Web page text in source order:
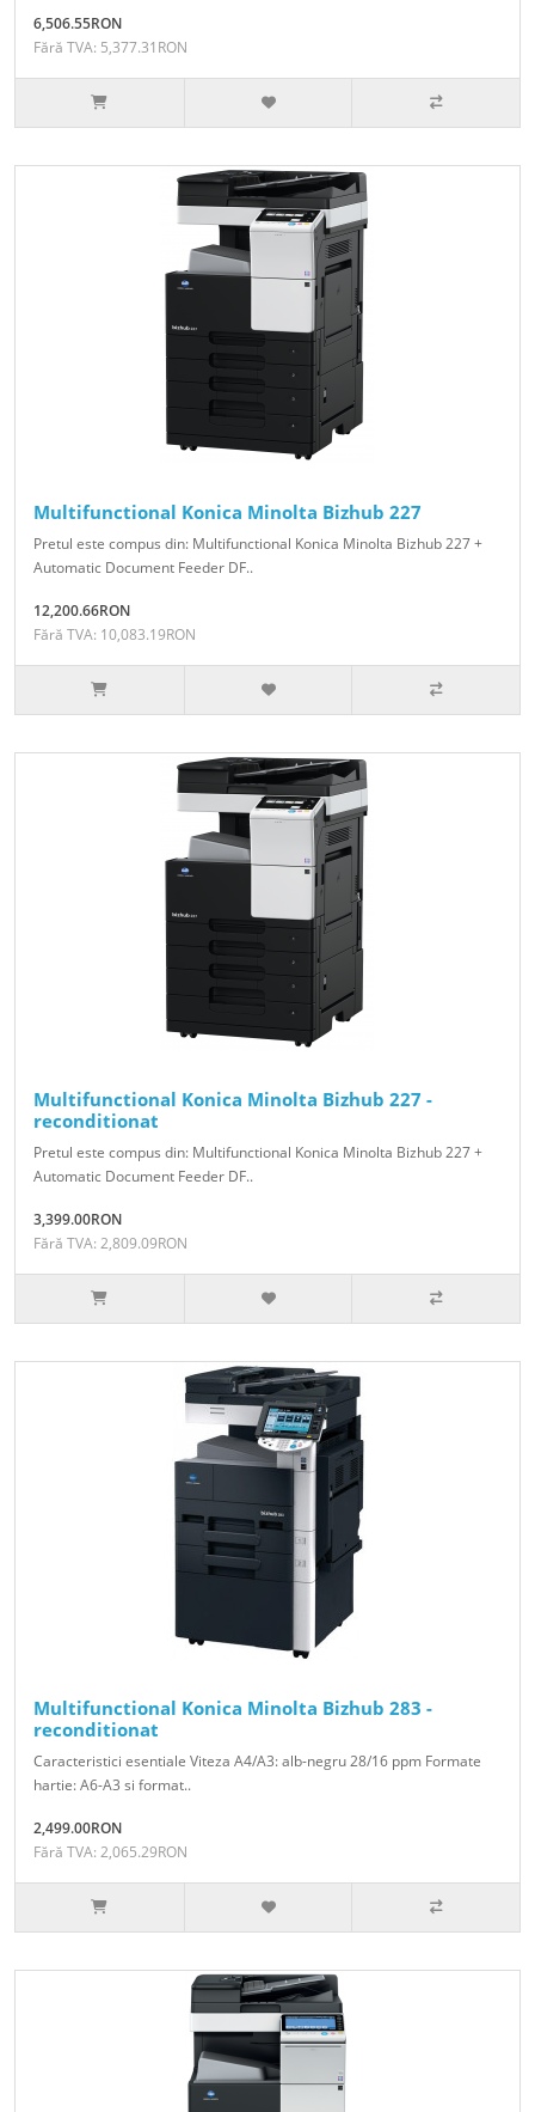
6,506.55RON
Fără TVA: 5,377.31RON
Multifunctional Konica Minolta Bizhub 227
Pretul este compus din: Multifunctional Konica Minolta Bizhub 227 +
Automatic Document Feeder DF..
12,200.66RON
Fără TVA: 10,083.19RON
Multifunctional Konica Minolta Bizhub 227 -
reconditionat
Pretul este compus din: Multifunctional Konica Minolta Bizhub 227 +
Automatic Document Feeder DF..
3,399.00RON
Fără TVA: 2,809.09RON
Multifunctional Konica Minolta Bizhub 283 -
reconditionat
Caracteristici esentiale Viteza A4/A3: alb-negru 28/16 ppm Formate
hartie: A6-A3 si format..
2,499.00RON
Fără TVA: 2,065.29RON